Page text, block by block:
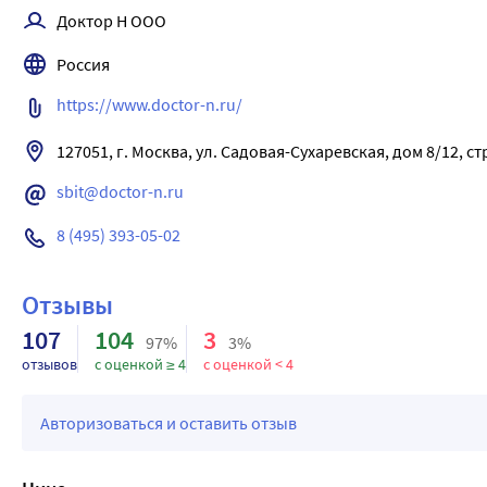
Доктор Н ООО
Россия
https://www.doctor-n.ru/
127051, г. Москва, ул. Садовая-Сухаревская, дом 8/12,
sbit@doctor-n.ru
8 (495) 393-05-02
Отзывы
107
отзывов
104 97%
с оценкой ≥ 4
3 3%
с оценкой < 4
Авторизоваться и оставить отзыв